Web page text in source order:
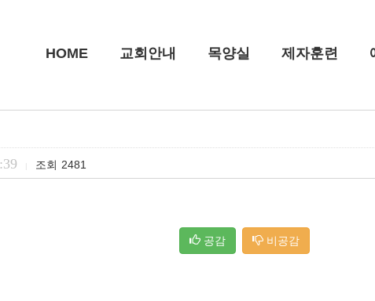
HOME 교회안내 목양실 제자훈련
조회 2481
공감 비공감